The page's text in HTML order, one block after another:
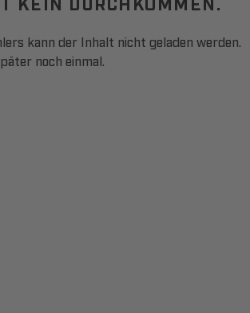
kann der Inhalt nicht geladen werden.
noch einmal.